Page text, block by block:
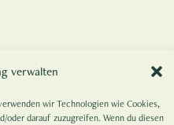
verwalten
wir Technologien wie Cookies,
oder darauf zuzugreifen. Wenn du diesen